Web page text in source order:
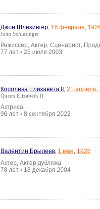
Джон Шлезингер, 16 февраля,
John Schlesinger
Режиссер, Актер, Сценарист,
77 лет • 25 июля 2003
Королева Елизавета II , 21 апреля,
Queen Elizabeth II
Актриса
96 лет • 8 сентября 2022
Валентин Брылеев, 1 мая, 1926
Актер, Актер дубляжа
78 лет • 18 декабря 2004